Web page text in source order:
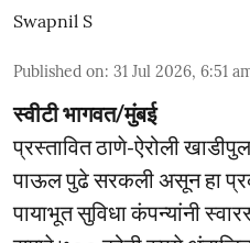
Swapnil S
Published on: 31 Jul 2026, 6:51
स्वीटी भागवत/मुंबई
प्रस्तावित ठाणे-ऐरोली
पाऊल पुढे सरकली असून हा
पायाभूत सुविधा कंपन्यांनी